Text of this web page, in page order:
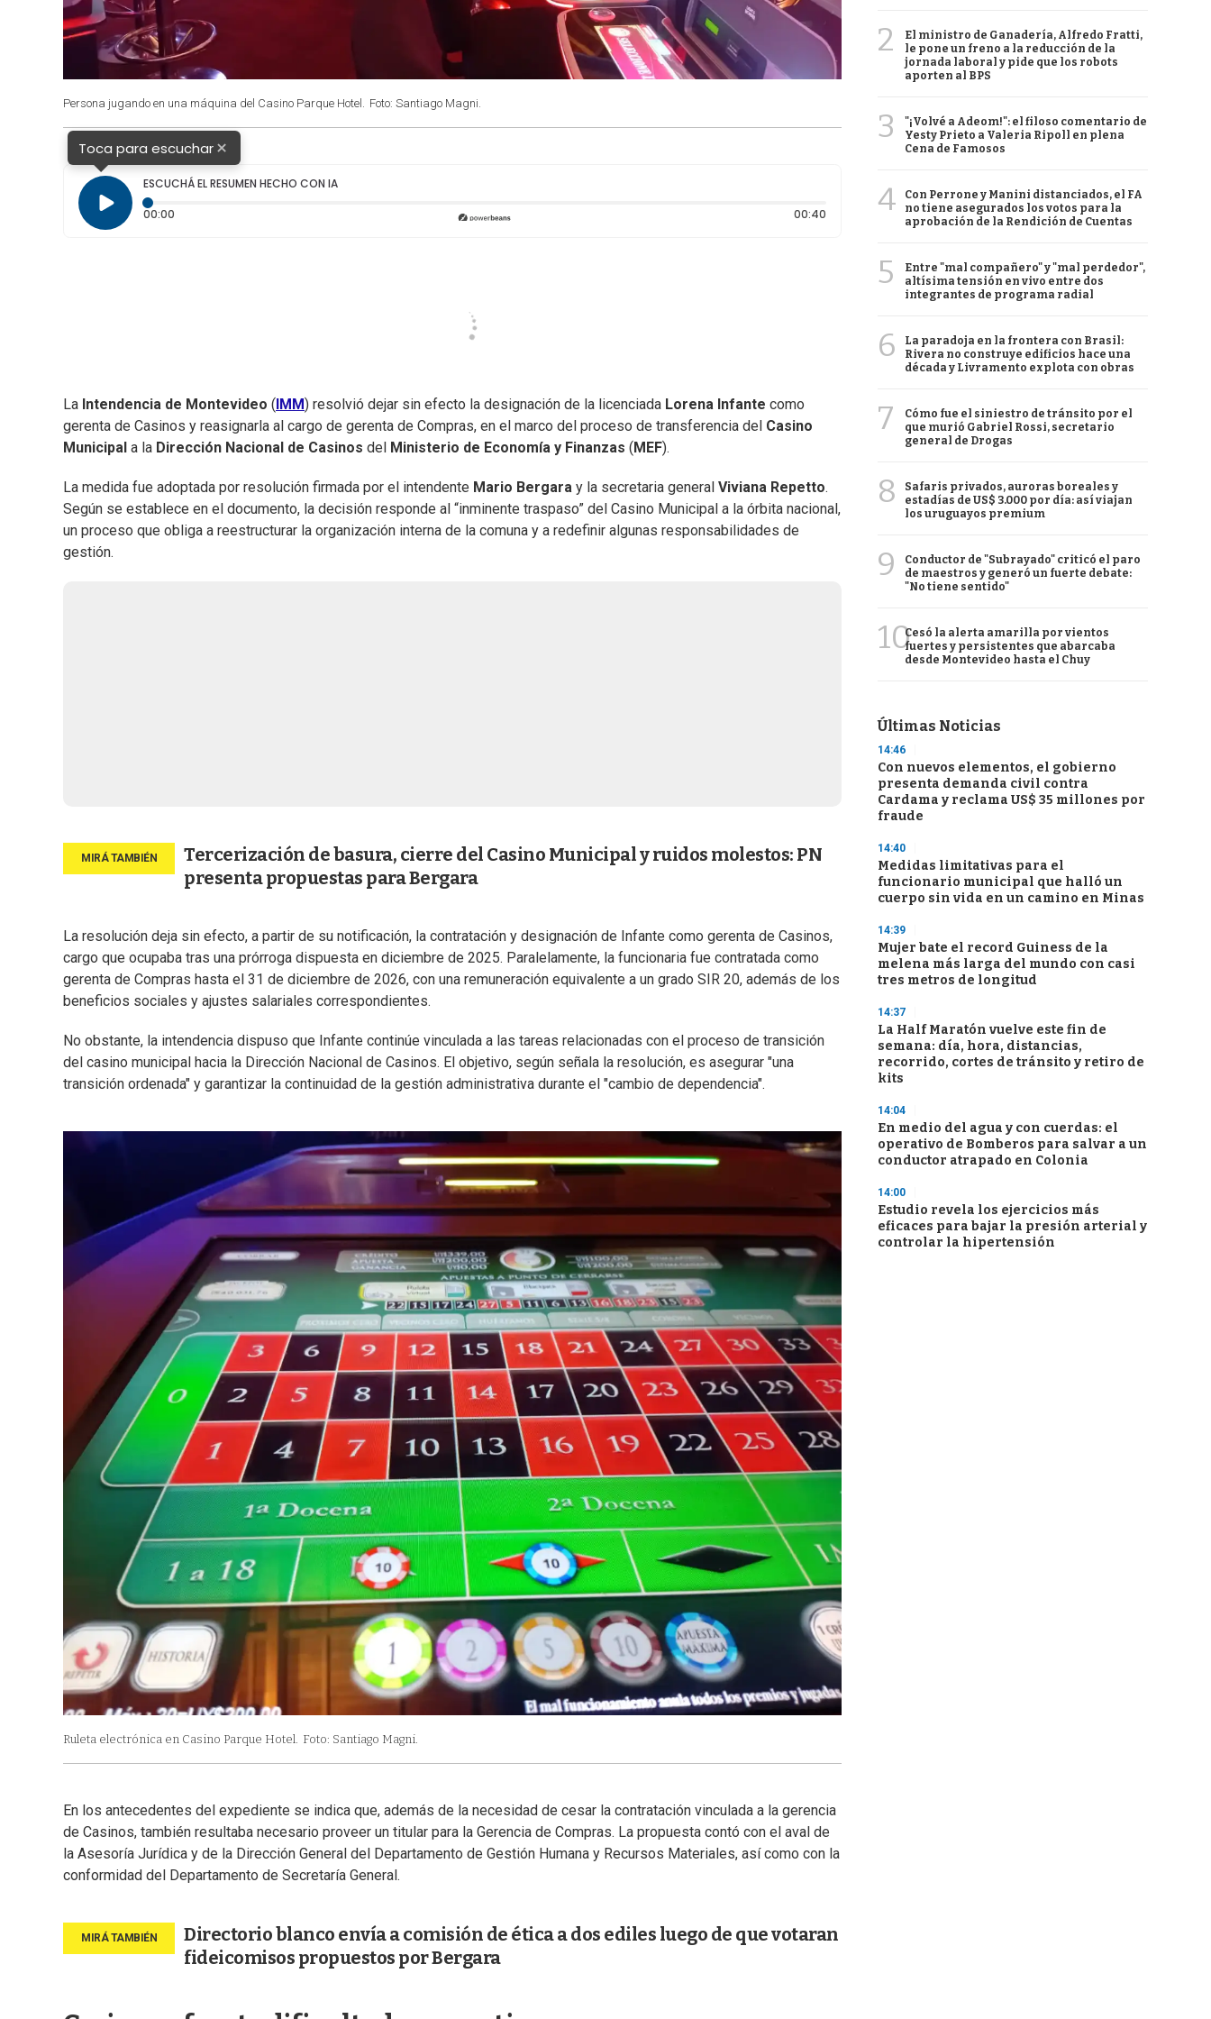
Persona jugando en una máquina del Casino Parque Hotel. Foto: Santiago Magni.
Toca para escuchar×
ESCUCHÁ EL RESUMEN HECHO CON IA
00:00
00:40Duración: 40 segundos
La Intendencia de Montevideo ( IMM) resolvió dejar sin efecto la designación de la licenciada Lorena Infante como
gerenta de Casinos y reasignarla al cargo de gerenta de Compras, en el marco del proceso de transferencia del Casino
Municipal a la Dirección Nacional de Casinos del Ministerio de Economía y Finanzas ( MEF).
La medida fue adoptada por resolución firmada por el intendente Mario Bergara y la secretaria general Viviana Repetto.
Según se establece en el documento, la decisión responde al “inminente traspaso” del Casino Municipal a la órbita nacional,
un proceso que obliga a reestructurar la organización interna de la comuna y a redefinir algunas responsabilidades de
gestión.
Tercerización de basura, cierre del Casino Municipal y ruidos molestos: PN
presenta propuestas para Bergara
La resolución deja sin efecto, a partir de su notificación, la contratación y designación de Infante como gerenta de Casinos,
cargo que ocupaba tras una prórroga dispuesta en diciembre de 2025. Paralelamente, la funcionaria fue contratada como
gerenta de Compras hasta el 31 de diciembre de 2026, con una remuneración equivalente a un grado SIR 20, además de los
beneficios sociales y ajustes salariales correspondientes.
No obstante, la intendencia dispuso que Infante continúe vinculada a las tareas relacionadas con el proceso de transición
del casino municipal hacia la Dirección Nacional de Casinos. El objetivo, según señala la resolución, es asegurar "una
transición ordenada" y garantizar la continuidad de la gestión administrativa durante el "cambio de dependencia".
Ruleta electrónica en Casino Parque Hotel. Foto: Santiago Magni.
En los antecedentes del expediente se indica que, además de la necesidad de cesar la contratación vinculada a la gerencia
de Casinos, también resultaba necesario proveer un titular para la Gerencia de Compras. La propuesta contó con el aval de
la Asesoría Jurídica y de la Dirección General del Departamento de Gestión Humana y Recursos Materiales, así como con la
conformidad del Departamento de Secretaría General.
Directorio blanco envía a comisión de ética a dos ediles luego de que votaran
fideicomisos propuestos por Bergara
2
El ministro de Ganadería, Alfredo Fratti,
le pone un freno a la reducción de la
jornada laboral y pide que los robots
aporten al BPS
3
"¡Volvé a Adeom!": el filoso comentario de
Yesty Prieto a Valeria Ripoll en plena
Cena de Famosos
4
Con Perrone y Manini distanciados, el FA
no tiene asegurados los votos para la
aprobación de la Rendición de Cuentas
5
Entre "mal compañero" y "mal perdedor",
altísima tensión en vivo entre dos
integrantes de programa radial
6
La paradoja en la frontera con Brasil:
Rivera no construye edificios hace una
década y Livramento explota con obras
7
Cómo fue el siniestro de tránsito por el
que murió Gabriel Rossi, secretario
general de Drogas
8
Safaris privados, auroras boreales y
estadías de US$ 3.000 por día: así viajan
los uruguayos premium
9
Conductor de "Subrayado" criticó el paro
de maestros y generó un fuerte debate:
"No tiene sentido"
10Cesó la alerta amarilla por vientos
fuertes y persistentes que abarcaba
desde Montevideo hasta el Chuy
Últimas Noticias
14:46
Con nuevos elementos, el gobierno
presenta demanda civil contra
Cardama y reclama US$ 35 millones por
fraude
14:40
Medidas limitativas para el
funcionario municipal que halló un
cuerpo sin vida en un camino en Minas
14:39
Mujer bate el record Guiness de la
melena más larga del mundo con casi
tres metros de longitud
14:37
La Half Maratón vuelve este fin de
semana: día, hora, distancias,
recorrido, cortes de tránsito y retiro de
kits
14:04
En medio del agua y con cuerdas: el
operativo de Bomberos para salvar a un
conductor atrapado en Colonia
14:00
Estudio revela los ejercicios más
eficaces para bajar la presión arterial y
controlar la hipertensión